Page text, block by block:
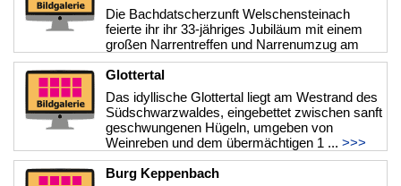
Die Bachdatscherzunft Welschensteinach
feierte ihr ihr 33-jähriges Jubiläum mit einem
großen Narrentreffen und Narrenumzug am
Sonntag, 23 Januar 2011. Zahlreich ...>>>
Glottertal
Das idyllische Glottertal liegt am Westrand des
Südschwarzwaldes, eingebettet zwischen sanft
geschwungenen Hügeln, umgeben von
Weinreben und dem übermächtigen 1 ... >>>
Burg Keppenbach